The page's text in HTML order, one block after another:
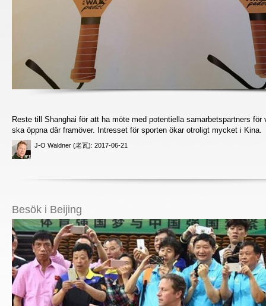
Reste till Shanghai för att ha möte med potentiella samarbetspartners för
ska öppna där framöver. Intresset för sporten ökar otroligt mycket i Kina.
J-O Waldner (老瓦): 2017-06-21
Besök i Beijing